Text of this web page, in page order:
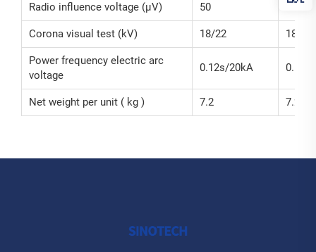
Radio influence voltage (μV) 50 50
Corona visual test (kV) 18/22 18/22
Power frequency electric arc
voltage
0.12s/20kA
Net weight per unit ( kg ) 7.2 7.2